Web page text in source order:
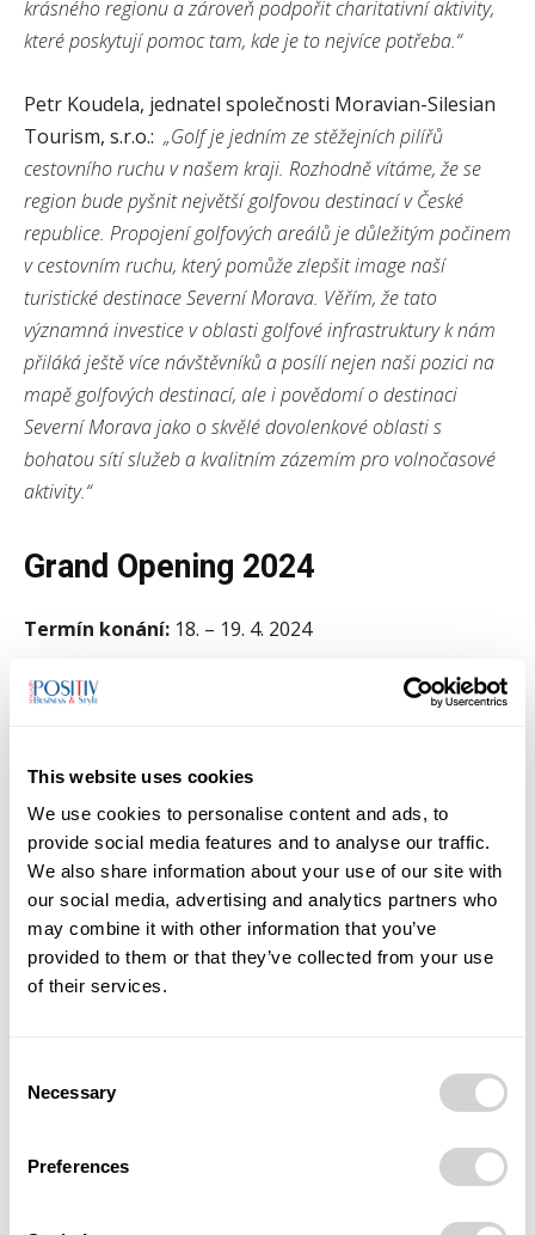
This website uses cookies
We use cookies to personalise content and ads, to
provide social media features and to analyse our traffic.
We also share information about your use of our site with
our social media, advertising and analytics partners who
may combine it with other information that you’ve
provided to them or that they’ve collected from your use
of their services.
Selection
Necessary
Preferences
krásného regionu a zároveň podpořit charitativní aktivity,
které poskytují pomoc tam, kde je to nejvíce potřeba.“
Petr Koudela, jednatel společnosti Moravian-Silesian
Tourism, s.r.o.: „Golf je jedním ze stěžejních pilířů
cestovního ruchu v našem kraji. Rozhodně vítáme, že se
region bude pyšnit největší golfovou destinací v České
republice. Propojení golfových areálů je důležitým počinem
v cestovním ruchu, který pomůže zlepšit image naší
turistické destinace Severní Morava. Věřím, že tato
významná investice v oblasti golfové infrastruktury k nám
přiláká ještě více návštěvníků a posílí nejen naši pozici na
mapě golfových destinací, ale i povědomí o destinaci
Severní Morava jako o skvělé dovolenkové oblasti s
bohatou sítí služeb a kvalitním zázemím pro volnočasové
aktivity.“
Grand Opening 2024
Termín konání: 18. – 19. 4. 2024
Místo konání:
Prosper Golf Resort Čeladná / Golf Ski
Tisková konference:18. 4. 2024 od 12.00 hod. (místo
konání: Golf & Ski Resort Ostravice)
Mluvčí na tiskové konferenci:
• Jan Kastner a Slavomír Dufek (Prosper Golf Resort
Čeladná a Golf & Ski Resort Čeladná)